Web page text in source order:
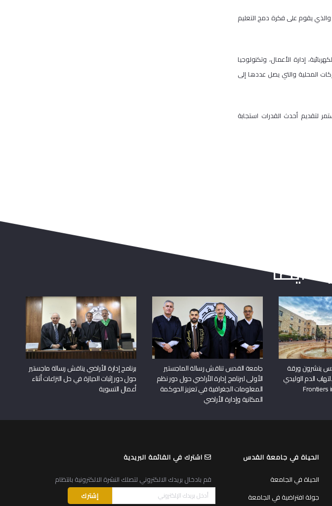
يقوم على فكرة دمج التعليم
في الهندسة الكهربائية، إدارة الأعمال، وتكنولوجيا
المحلية والتي يصل عددها إلى
لتقديم أحدث القدرات استجابة
أيضا
ينشرون ورقة
الدم الوليدي
جامعة القدس تناقش رسالة الماجستير
الأولى لبرنامج إدارة الأراضي حول دور نظم
المعلومات الجغرافية في تعزيز الحوكمة
المكانية وإدارة الأراضي
برنامج إدارة الأراضي يناقش رسالة ماجستير
حول دور إثبات الحيازة في حل النزاعات أثناء
أعمال التسوية
الحياة في جامعة القدس
الحياة في الجامعة
جولة افتراضية في الجامعة
اشترك في القائمة البريدية
قم بادخال بريدك الالكتروني لتصلك النشرة الالكترونية بانتظام